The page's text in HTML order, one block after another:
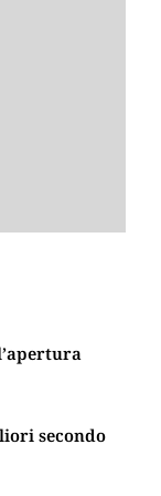
secondo